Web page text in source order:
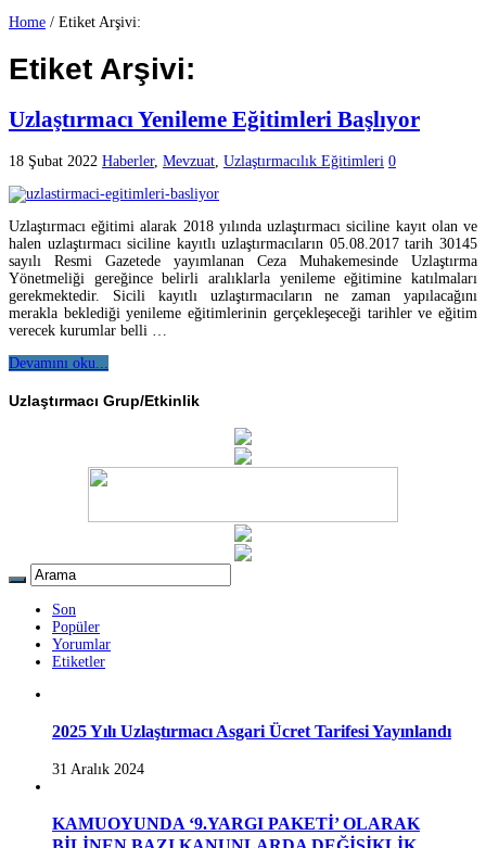
Home / Etiket Arşivi:
Etiket Arşivi:
Uzlaştırmacı Yenileme Eğitimleri Başlıyor
18 Şubat 2022 Haberler, Mevzuat Uzlaştırmacılık Eğitimleri 0
Uzlaştırmacı eğitimi alarak 2018 yılında uzlaştırmacı siciline kayıt olan ve
halen uzlaştırmacı siciline kayıtlı uzlaştırmacıların 05.08.2017 tarih 30145
sayılı Resmi Gazetede yayımlanan Ceza Muhakemesinde Uzlaştırma
Yönetmeliği gereğince belirli aralıklarla yenileme eğitimine katılmaları
gerekmektedir. Sicili kayıtlı uzlaştırmacıların ne zaman yapılacağını
merakla beklediği yenileme eğitimlerinin gerçekleşeceği tarihler ve eğitim
verecek kurumlar belli …
Devamını oku...
Uzlaştırmacı Grup/Etkinlik
Son
Popüler
Yorumlar
Etiketler
2025 Yılı Uzlaştırmacı Asgari Ücret Tarifesi Yayınlandı
31 Aralık 2024
KAMUOYUNDA ‘9.YARGI PAKETİ’ OLARAK